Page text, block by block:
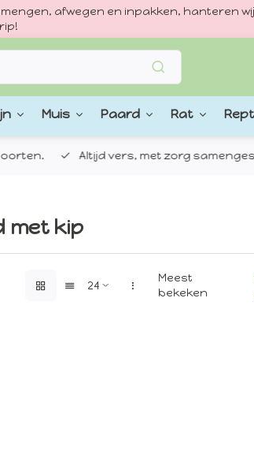
afwegen en inpakken, hanteren
Muis Paard Rat
Altijd vers, met zorg
met kip
Meest
bekeken